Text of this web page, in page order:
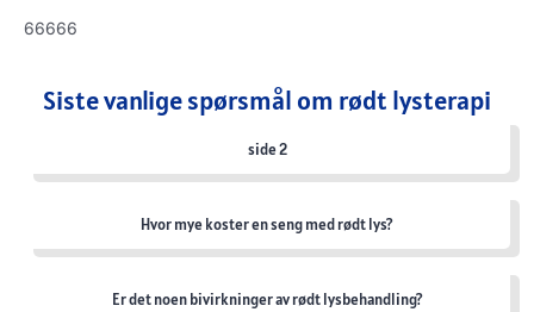
66666
Siste vanlige spørsmål om rødt lysterapi
side 2
Hvor mye koster en seng med rødt lys?
Er det noen bivirkninger av rødt lysbehandling?